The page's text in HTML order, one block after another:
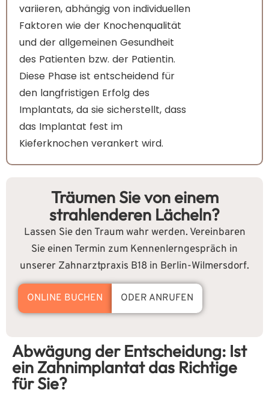
variieren, abhängig von individuellen
Faktoren wie der Knochenqualität
und der allgemeinen Gesundheit
des Patienten bzw. der Patientin.
Diese Phase ist entscheidend für
den langfristigen Erfolg des
Implantats, da sie sicherstellt, dass
das Implantat fest im
Kieferknochen verankert wird.
Träumen Sie von einem
strahlenderen Lächeln?
Lassen Sie den Traum wahr werden. Vereinbaren
Sie einen Termin zum Kennenlerngespräch in
unserer Zahnarztpraxis B18 in Berlin-Wilmersdorf.
ONLINE BUCHEN ODER ANRUFEN
Abwägung der Entscheidung: Ist
ein Zahnimplantat das Richtige
für Sie?